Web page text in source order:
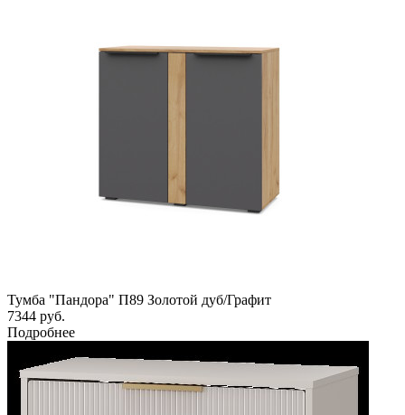
Тумба "Пандора" П89 Золотой дуб/Графит
7344 руб.
Подробнее